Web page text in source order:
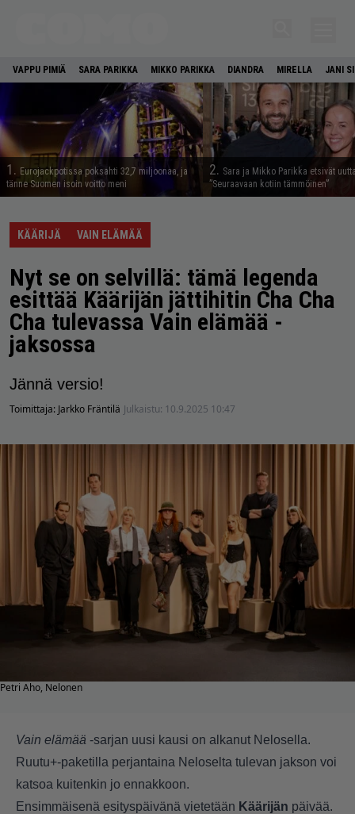
VAPPU PIMIÄ SARA PARIKKA MIKKO PARIKKA DIANDRA MIRELLA JANI
1. Eurojackpotissa poksahti 32,7 miljoonaa, ja
tänne Suomen isoin voitto meni
2. Sara ja Mikko Parikka etsivät
”Seuraavaan kotiin tämmöinen”
KÄÄRIJÄ VAIN ELÄMÄÄ
Nyt se on selvillä: tämä legenda
esittää Käärijän jättihitin Cha Cha
Cha tulevassa Vain elämää -
jaksossa
Jännä versio!
Toimittaja: Jarkko Fräntilä Julkaistu: 10.9.2025 10:47
Petri Aho, Nelonen
Vain elämää -sarjan uusi kausi on alkanut Nelosella.
Ruutu+-paketilla perjantaina Neloselta tulevan jakson voi
katsoa kuitenkin jo ennakkoon.
Ensimmäisenä esityspäivänä vietetään Käärijän päivää.